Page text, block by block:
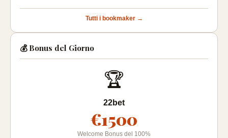
Tutti i bookmaker →
💰 Bonus del Giorno
🏆
22bet
€1500
Welcome Bonus del 100%